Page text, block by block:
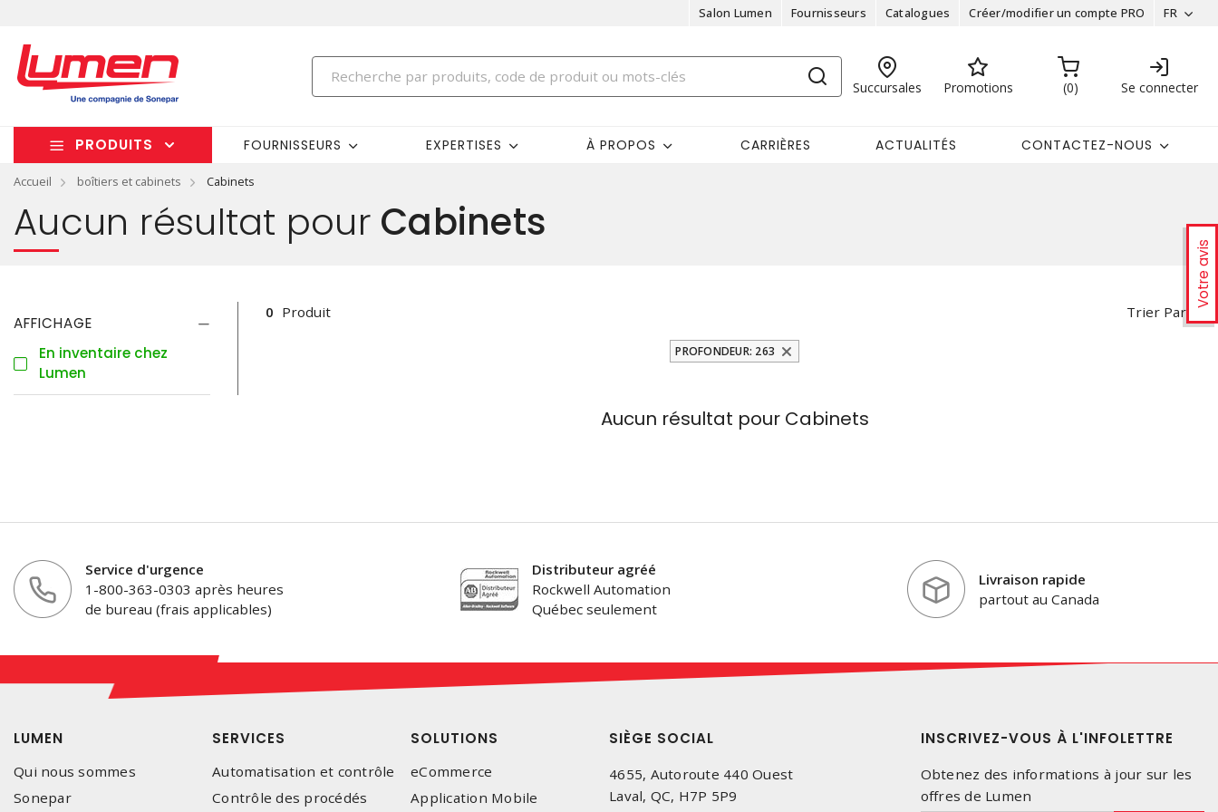
Salon Lumen Fournisseurs Catalogues Créer/modifier un compte PRO FR
Succursales Promotions 0 Se connecter
PRODUITS FOURNISSEURS EXPERTISES À PROPOS CARRIÈRES ACTUALITÉS CONTACTEZ-NOUS
Accueil boîtiers et cabinets Cabinets
Votre avis
Aucun résultat pour Cabinets
AFFICHAGE
En inventaire chez
Lumen
Trier Par
0 Produit
PROFONDEUR: 263
Aucun résultat pourCabinets
Service d'urgence
1-800-363-0303 après heures
de bureau (frais applicables)
Distributeur agréé
Rockwell Automation
Québec seulement
Livraison rapide
partout au Canada
LUMEN
Qui nous sommes
Sonepar
SERVICES
Automatisation et contrôle
Contrôle des procédés
SOLUTIONS
eCommerce
Application Mobile
SIÈGE SOCIAL
4655, Autoroute 440 Ouest
Laval, QC, H7P 5P9
INSCRIVEZ-VOUS À L'INFOLETTRE
Obtenez des informations à jour sur les
offres de Lumen